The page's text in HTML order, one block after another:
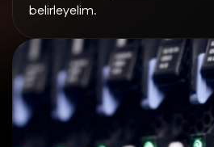
belirleyelim.